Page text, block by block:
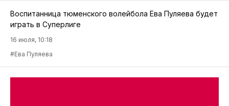
Воспитанница тюменского волейбола Ева Пуляева будет
играть в Суперлиге
16 июля, 10:18
#Ева Пуляева